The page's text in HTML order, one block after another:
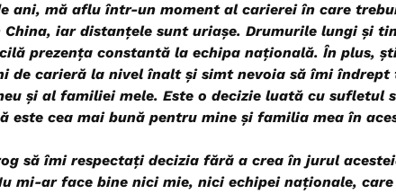
ani, mă aflu într-un moment al carierei în care
iar distanțele sunt uriașe. Drumurile lungi și
prezența constantă la echipa națională. În plus,
de carieră la nivel înalt și simt nevoia să îmi îndrept
și al familiei mele. Este o decizie luată cu sufletul
este cea mai bună pentru mine și familia mea în
să îmi respectați decizia fără a crea în jurul
mi-ar face bine nici mie, nici echipei naționale, care